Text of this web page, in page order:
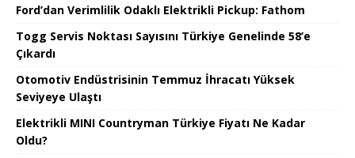
Ford’dan Verimlilik Odaklı Elektrikli Pickup: Fathom
Togg Servis Noktası Sayısını Türkiye Genelinde 58’e
Çıkardı
Otomotiv Endüstrisinin Temmuz İhracatı Yüksek
Seviyeye Ulaştı
Elektrikli MINI Countryman Türkiye Fiyatı Ne Kadar
Oldu?